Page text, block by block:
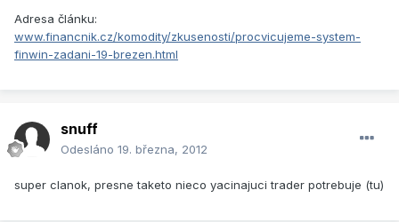
Adresa článku:
www.financnik.cz/komodity/zkusenosti/procvicujeme-system-
finwin-zadani-19-brezen.html
snuff
Odesláno 19. března, 2012
super clanok, presne taketo nieco yacinajuci trader potrebuje (tu)